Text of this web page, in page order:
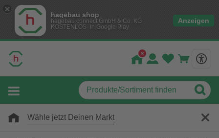
hagebau shop
hagebau connect GmbH & Co. KG
KOSTENLOS- In Google Play
Anzeigen
Wähle jetzt Deinen Markt